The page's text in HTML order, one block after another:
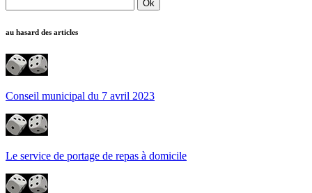
au hasard des articles
Conseil municipal du 7 avril 2023
Le service de portage de repas à domicile